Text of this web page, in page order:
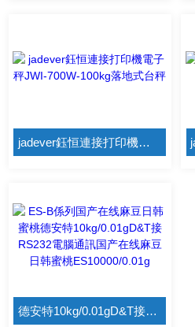
jadever鈺恒連接打印機電子秤JWI-700W-100kg落地式台秤
德安特10kg/0.01gD&T接RS232電腦通訊国产在线麻豆日韩蜜桃ES10000/0.01g